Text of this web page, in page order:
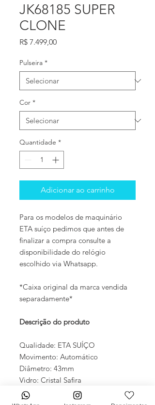
JK68185 SUPER
CLONE
R$ 7.499,00Preço
Pulseira *
Cor *
Quantidade *
Adicionar ao carrinho
Para os modelos de maquinário
ETA suíço pedimos que antes de
finalizar a compra consulte a
disponibilidade do relógio
escolhido via Whatsapp.
*Caixa original da marca vendida
separadamente*
Descrição do produto
Qualidade: ETA SUÍÇO
Movimento: Automático
Diâmetro: 43mm
Vidro: Cristal Safira
Crono: 100 % funcional